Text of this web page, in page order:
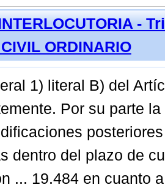
-
ORDINARIO
1) literal B) del
Por su parte
dentro del plazo de
... 19.484 en cuanto